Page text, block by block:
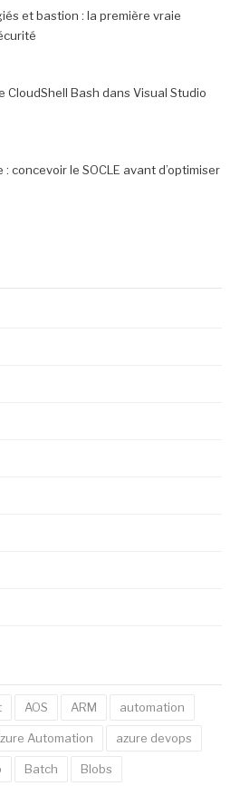
et bastion : la première vraie
CloudShell Bash dans Visual Studio
: concevoir le SOCLE avant d’optimiser
AOS ARM automation
Automation azure devops
Batch Blobs